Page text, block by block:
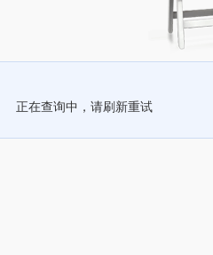
正在查询中，请刷新重试